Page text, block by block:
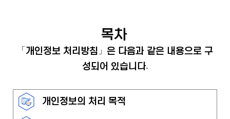
목차
「개인정보 처리방침」은 다음과 같은 내용으로 구
성되어 있습니다.
개인정보의 처리 목적